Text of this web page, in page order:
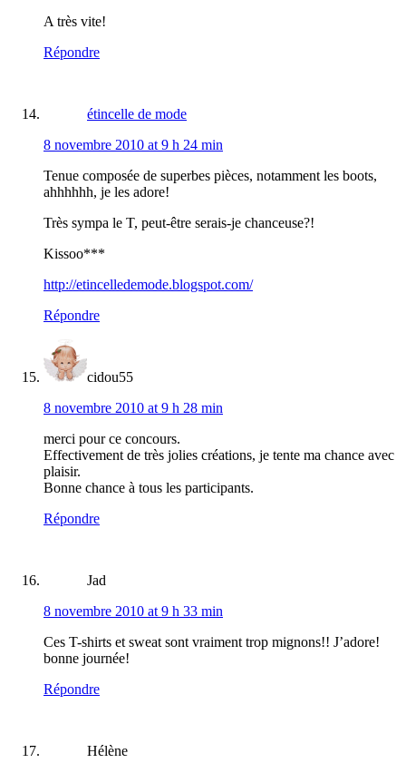
A très vite!
Répondre
étincelle de mode
8 novembre 2010 at 9 h 24 min
Tenue composée de superbes pièces, notamment les boots,
ahhhhhh, je les adore!
Très sympa le T, peut-être serais-je chanceuse?!
Kissoo***
http://etincelledemode.blogspot.com/
Répondre
cidou55
8 novembre 2010 at 9 h 28 min
merci pour ce concours.
Effectivement de très jolies créations, je tente ma chance avec
plaisir.
Bonne chance à tous les participants.
Répondre
Jad
8 novembre 2010 at 9 h 33 min
Ces T-shirts et sweat sont vraiment trop mignons!! J’adore!
bonne journée!
Répondre
Hélène